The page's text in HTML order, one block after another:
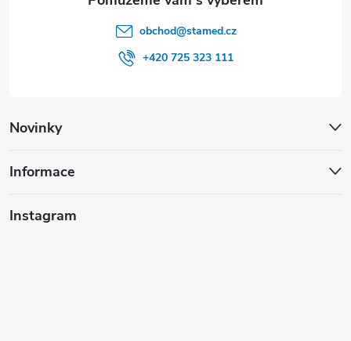
Novinky
Informace
Instagram
obchod@stamed.cz
+420 725 323 111